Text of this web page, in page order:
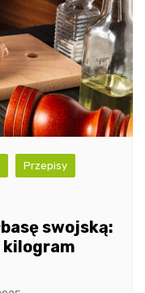
Przepisy
swojską:
kilogram